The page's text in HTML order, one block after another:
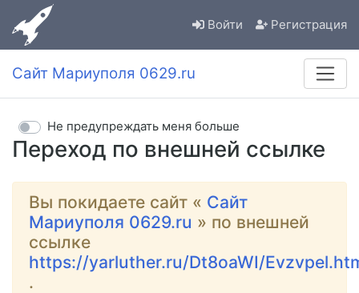
Войти Регистрация
Сайт Мариуполя 0629.ru
Переход по внешней ссылке
Не предупреждать меня больше
Вы покидаете сайт « Сайт
Мариуполя 0629.ru » по внешней
ссылке
https://yarluther.ru/Dt8oaWI/
.